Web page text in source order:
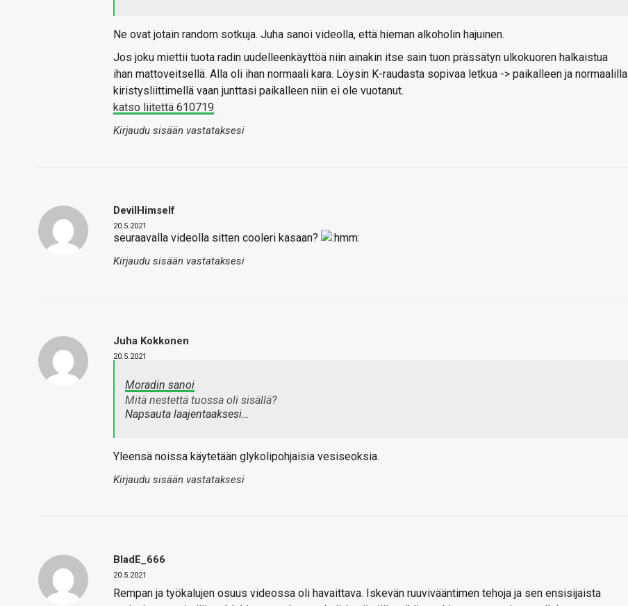
Ne ovat jotain random sotkuja. Juha sanoi videolla, että hieman alkoholin hajuinen.
Jos joku miettii tuota radin uudelleenkäyttöä niin ainakin itse sain tuon prässätyn ulkokuoren halkaistua
ihan mattoveitsellä. Alla oli ihan normaali kara. Löysin K-raudasta sopivaa letkua -> paikalleen ja normaalilla
kiristysliittimellä vaan junttasi paikalleen niin ei ole vuotanut.
katso liitettä 610719
Kirjaudu sisään vastataksesi
DevilHimself
20.5.2021
seuraavalla videolla sitten cooleri kasaan?
Kirjaudu sisään vastataksesi
Juha Kokkonen
20.5.2021
Moradin sanoi
Mitä nestettä tuossa oli sisällä?
Napsauta laajentaaksesi…
Yleensä noissa käytetään glykolipohjaisia vesiseoksia.
Kirjaudu sisään vastataksesi
BladE_666
20.5.2021
Rempan ja työkalujen osuus videossa oli havaittava. Iskevän ruuvivääntimen tehoja ja sen ensisijaista